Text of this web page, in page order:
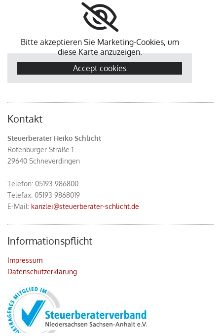
Bitte akzeptieren Sie Marketing-Cookies, um
diese Karte anzuzeigen.
Accept cookies
Kontakt
Steuerberater Heiko Schlicht
Rotenburger Straße 1
29640 Schneverdingen
Telefon: 05193 986800
Telefax: 05193 9868019
E-Mail: kanzlei@steuerberater-schlicht.de
Informationspflicht
Impressum
Datenschutzerklärung